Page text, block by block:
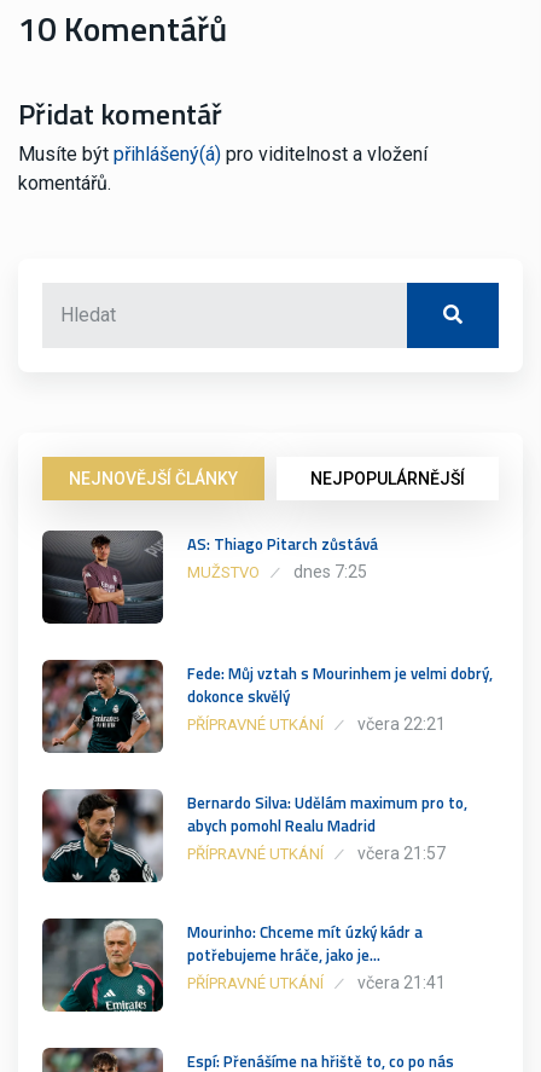
10 Komentářů
Přidat komentář
Musíte být přihlášený(á) pro viditelnost a vložení
komentářů.
NEJNOVĚJŠÍ ČLÁNKY NEJPOPULÁRNĚJŠÍ
AS: Thiago Pitarch zůstává
MUŽSTVO dnes 7:25
Fede: Můj vztah s Mourinhem je velmi dobrý,
dokonce skvělý
PŘÍPRAVNÉ UTKÁNÍ včera 22:21
Bernardo Silva: Udělám maximum pro to,
abych pomohl Realu Madrid
PŘÍPRAVNÉ UTKÁNÍ včera 21:57
Mourinho: Chceme mít úzký kádr a
potřebujeme hráče, jako je…
PŘÍPRAVNÉ UTKÁNÍ včera 21:41
Espí: Přenášíme na hřiště to, co po nás